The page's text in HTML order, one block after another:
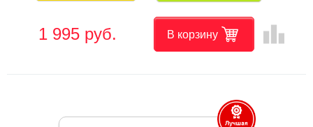
1 995 руб. В корзину leaderboard